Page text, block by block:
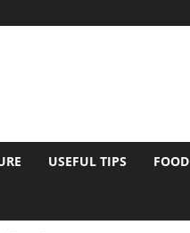
USEFUL TIPS FOOD